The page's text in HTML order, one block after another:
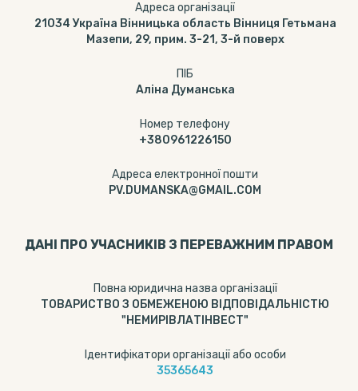
Адреса організації
21034 Україна Вінницька область Вінниця Гетьмана
Мазепи, 29, прим. 3-21, 3-й поверх
ПІБ
Аліна Думанська
Номер телефону
+380961226150
Адреса електронної пошти
PV.DUMANSKA@GMAIL.COM
ДАНІ ПРО УЧАСНИКІВ З ПЕРЕВАЖНИМ ПРАВОМ
Повна юридична назва організації
ТОВАРИСТВО З ОБМЕЖЕНОЮ ВІДПОВІДАЛЬНІСТЮ
"НЕМИРІВЛАТІНВЕСТ"
Ідентифікатори організації або особи
35365643